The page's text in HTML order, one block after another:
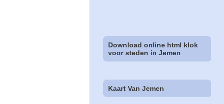
Download online html klok
voor steden in Jemen
Kaart Van Jemen